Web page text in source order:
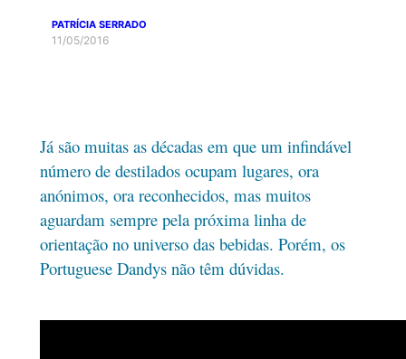
PATRÍCIA SERRADO
11/05/2016
Já são muitas as décadas em que um infindável
número de destilados ocupam lugares, ora
anónimos, ora reconhecidos, mas muitos
aguardam sempre pela próxima linha de
orientação no universo das bebidas. Porém, os
Portuguese Dandys não têm dúvidas.